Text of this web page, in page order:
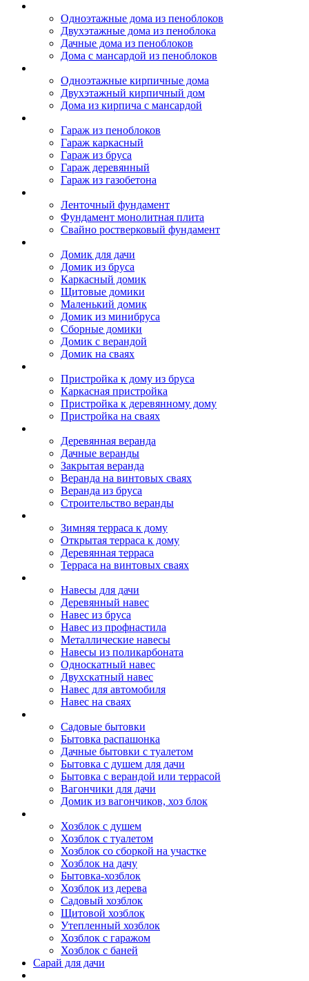
Одноэтажные дома из пеноблоков
Двухэтажные дома из пеноблока
Дачные дома из пеноблоков
Дома с мансардой из пеноблоков
Одноэтажные кирпичные дома
Двухэтажный кирпичный дом
Дома из кирпича с мансардой
Гараж из пеноблоков
Гараж каркасный
Гараж из бруса
Гараж деревянный
Гараж из газобетона
Ленточный фундамент
Фундамент монолитная плита
Свайно ростверковый фундамент
Домик для дачи
Домик из бруса
Каркасный домик
Щитовые домики
Маленький домик
Домик из минибруса
Сборные домики
Домик с верандой
Домик на сваях
Пристройка к дому из бруса
Каркасная пристройка
Пристройка к деревянному дому
Пристройка на сваях
Деревянная веранда
Дачные веранды
Закрытая веранда
Веранда на винтовых сваях
Веранда из бруса
Строительство веранды
Зимняя терраса к дому
Открытая терраса к дому
Деревянная терраса
Терраса на винтовых сваях
Навесы для дачи
Деревянный навес
Навес из бруса
Навес из профнастила
Металлические навесы
Навесы из поликарбоната
Односкатный навес
Двухскатный навес
Навес для автомобиля
Навес на сваях
Садовые бытовки
Бытовка распашонка
Дачные бытовки с туалетом
Бытовка с душем для дачи
Бытовка с верандой или террасой
Вагончики для дачи
Домик из вагончиков, хоз блок
Хозблок с душем
Хозблок с туалетом
Хозблок со сборкой на участке
Хозблок на дачу
Бытовка-хозблок
Хозблок из дерева
Садовый хозблок
Щитовой хозблок
Утепленный хозблок
Хозблок с гаражом
Хозблок с баней
Сарай для дачи